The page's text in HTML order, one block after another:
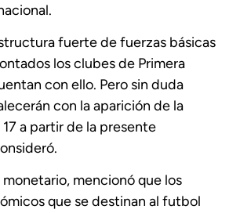
fuerte de fuerzas básicas
los clubes de Primera
con ello. Pero sin duda
con la aparición de la
a partir de la presente
mencionó que los
que se destinan al futbol